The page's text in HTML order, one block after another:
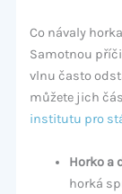
Co návaly
Samotnou
vlnu často
můžete jich
institutu pro
Horko a
horká